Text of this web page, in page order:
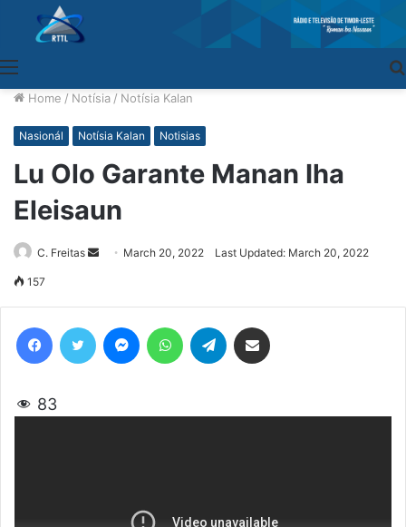
Home / Notísia / Notísia Kalan
Nasionál Notísia Kalan Notisias
Lu Olo Garante Manan Iha
Eleisaun
C. Freitas
SendMarch 20, 2022 Last Updated: March 20, 2022
157
83